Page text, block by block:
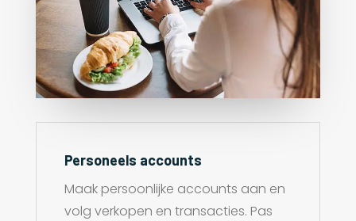
Personeels accounts
Maak persoonlijke accounts aan en
volg verkopen en transacties. Pas